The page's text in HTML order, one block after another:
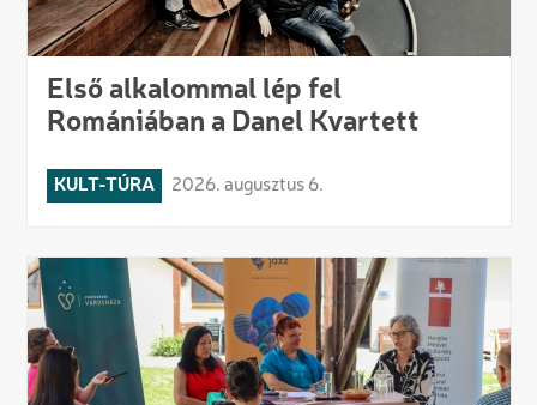
Első alkalommal lép fel
Romániában a Danel Kvartett
KULT-TÚRA 2026. augusztus 6.